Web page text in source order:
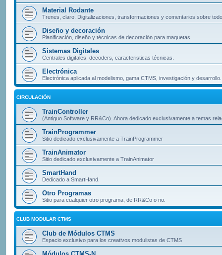
Material Rodante
Trenes, claro. Digitalizaciones, transformaciones y comentarios sobre
Diseño y decoración
Planificación, diseño y técnicas de decoración para maquetas
Sistemas Digitales
Centrales digitales, decoders, caracteristicas técnicas.
Electrónica
Electrónica aplicada al modelismo, gama CTMS, investigación y desarrollo.
CIRCULACIÓN
TrainController
(Antiguo Software y RR&Co). Ahora dedicado exclusivamente a temas
TrainProgrammer
Sitio dedicado exclusivamente a TrainProgrammer
TrainAnimator
Sitio dedicado exclusivamente a TrainAnimator
SmartHand
Dedicado a SmartHand.
Otro Programas
Sitio para cualquier otro programa, de RR&Co o no.
CLUB MODULAR CTMS
Club de Módulos CTMS
Espacio exclusivo para los creativos modulistas de CTMS